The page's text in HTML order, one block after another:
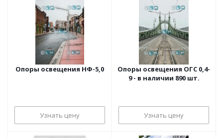
Опоры освещения НФ-5,0
Узнать цену
Опоры освещения ОГС 0,4-
9 - в наличии 890 шт.
Узнать цену